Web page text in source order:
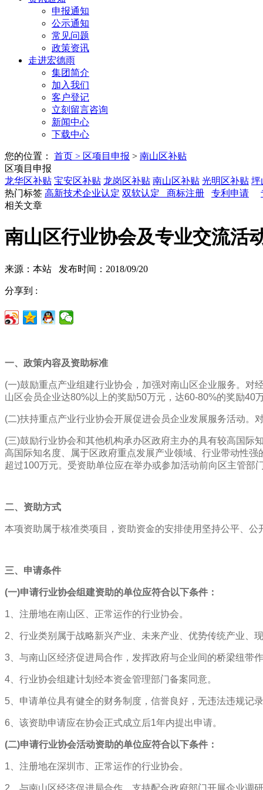
申报通知
公示通知
常见问题
政策资讯
走进宏德雨
集团简介
加入我们
客户登记
立刻留言咨询
新闻中心
下载中心
您的位置： 首页 > 区项目申报 > 南山区补贴
区项目申报
龙华区补贴 宝安区补贴 龙岗区补贴 南山区补贴 光明区补贴 坪
热门标签 高新技术企业认定 双软认定 商标注册 专利申请
相关文章
南山区行业协会及专业交流活
来源：本站 发布时间：2018/09/20
分享到 :
一、政策内容及资助标准
(一)鼓励重点产业组建行业协会，加强对南山区企业服务。
山区会员企业达80%以上的奖励50万元，达60-80%的奖励40
(二)扶持重点产业行业协会开展促进会员企业发展服务活动
(三)鼓励行业协会和其他机构承办区政府主办的具有较高国
高国际知名度、属于区政府重点发展产业领域、行业带动性
超过100万元。受资助单位应在举办或参加活动前向区主管部
二、资助方式
本项资助属于核准类项目，资助资金的安排使用坚持公平、
三、申请条件
(一)申请行业协会组建资助的单位应符合以下条件：
1、注册地在南山区、正常运作的行业协会。
2、行业类别属于战略新兴产业、未来产业、优势传统产业、
3、与南山区经济促进局合作，发挥政府与企业间的桥梁纽带
4、行业协会组建计划经本资金管理部门备案同意。
5、申请单位具有健全的财务制度，信誉良好，无违法违规记
6、该资助申请应在协会正式成立后1年内提出申请。
(二)申请行业协会活动资助的单位应符合以下条件：
1、注册地在深圳市、正常运作的行业协会。
2、与南山区经济促进局合作，支持配合政府部门开展企业调